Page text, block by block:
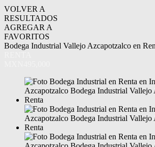
VOLVER A
RESULTADOS
AGREGAR A
FAVORITOS
Bodega Industrial Vallejo Azcapotzalco en